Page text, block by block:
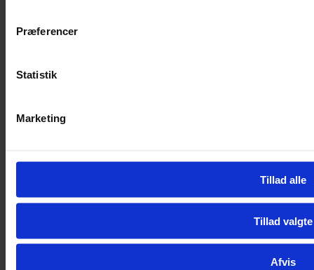
Præferencer
Statistik
Marketing
Tillad alle
Tillad valgte
Afvis